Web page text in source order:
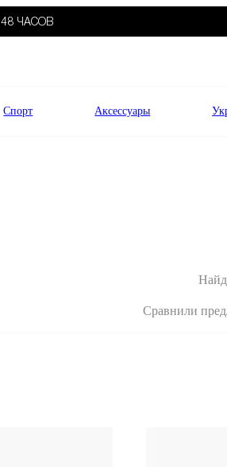
48 ЧАСОВ
Спорт Аксессуары
Сравнили